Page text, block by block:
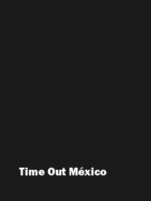
Time Out México